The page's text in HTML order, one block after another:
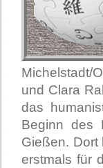
Michelstadt/
und Clara
das
Beginn des
Gießen. Dort
erstmals für